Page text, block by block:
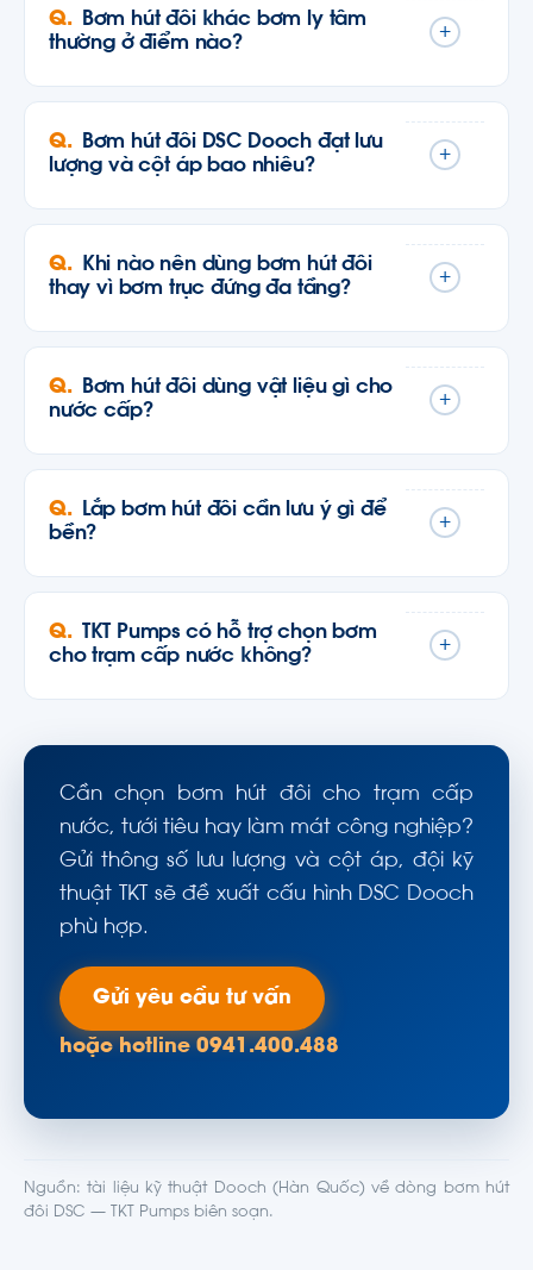
Bơm hút đôi khác bơm ly tâm
thường ở điểm nào?
+
Bơm hút đôi DSC Dooch đạt lưu
lượng và cột áp bao nhiêu?
+
Khi nào nên dùng bơm hút đôi
thay vì bơm trục đứng đa tầng?
+
Bơm hút đôi dùng vật liệu gì cho
nước cấp?
+
Lắp bơm hút đôi cần lưu ý gì để
bền?
+
TKT Pumps có hỗ trợ chọn bơm
cho trạm cấp nước không?
+
Cần chọn bơm hút đôi cho trạm cấp
nước, tưới tiêu hay làm mát công nghiệp?
Gửi thông số lưu lượng và cột áp, đội kỹ
thuật TKT sẽ đề xuất cấu hình DSC Dooch
phù hợp.
Gửi yêu cầu tư vấn
hoặc hotline 0941.400.488
Nguồn: tài liệu kỹ thuật Dooch (Hàn Quốc) về dòng bơm hút
đôi DSC — TKT Pumps biên soạn.